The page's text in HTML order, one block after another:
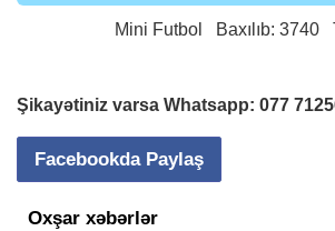
Mini Futbol Baxılıb: 3740
Şikayətiniz varsa Whatsapp: 077
Facebookda Paylaş
Oxşar xəbərlər